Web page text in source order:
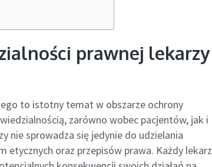
prawnej lekarzy
to istotny temat w obszarze ochrony
zarówno wobec pacjentów, jak i
nie sprowadza się jedynie do udzielania
etycznych oraz przepisów prawa. Każdy lekarz